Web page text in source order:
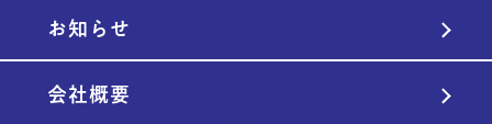
お知らせ
会社概要